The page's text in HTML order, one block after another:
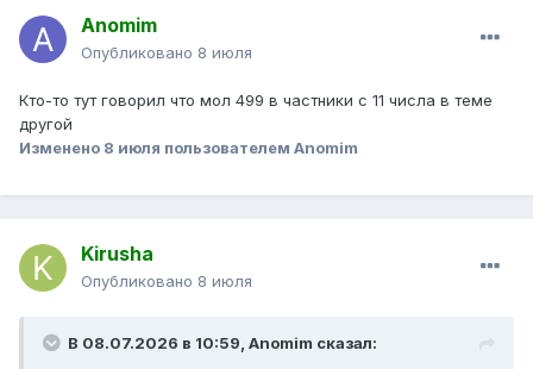
Anomim
Опубликовано 8 июля
Кто-то тут говорил что мол 499 в частники с 11 числа в теме
другой
Изменено 8 июля пользователем Anomim
Kirusha
Опубликовано 8 июля
В 08.07.2026 в 10:59, Anomim сказал: